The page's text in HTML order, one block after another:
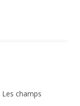
Les champs